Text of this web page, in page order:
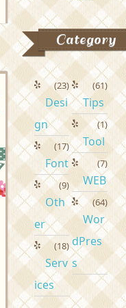
Category
Desi
gn
(23)
Font
(17)
Oth
er
(9)
Serv
ices
(18)
Tips
(61)
Tool
(1)
WEB
(7)
Wor
dPres
s
(64)